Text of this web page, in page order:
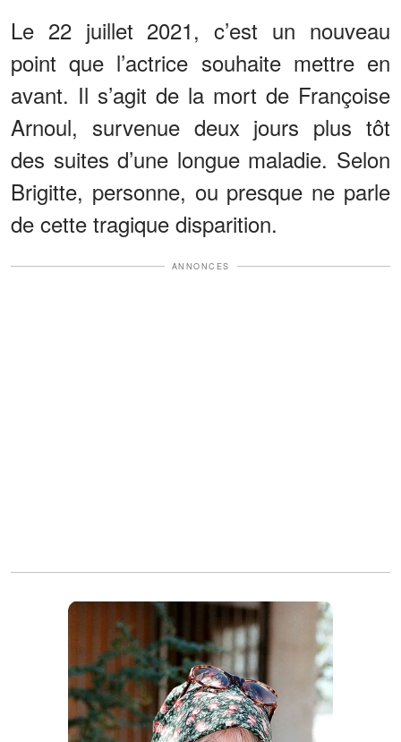
Le 22 juillet 2021, c’est un nouveau
point que l’actrice souhaite mettre en
avant. Il s’agit de la mort de Françoise
Arnoul, survenue deux jours plus tôt
des suites d’une longue maladie. Selon
Brigitte, personne, ou presque ne parle
de cette tragique disparition.
ANNONCES